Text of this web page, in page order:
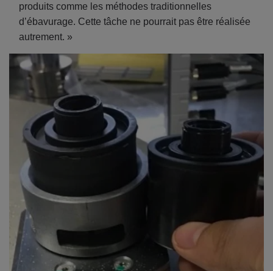
produits comme les méthodes traditionnelles
d’ébavurage. Cette tâche ne pourrait pas être réalisée
autrement. »